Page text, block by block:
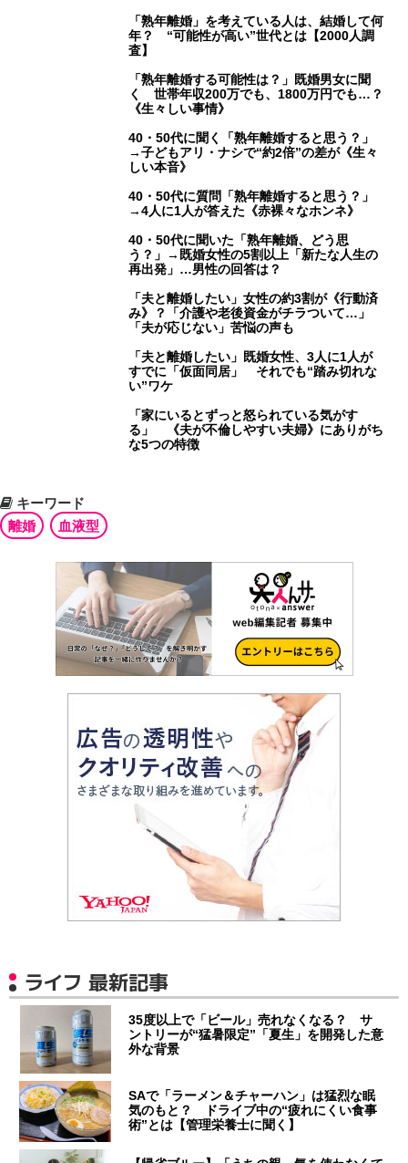
「熟年離婚」を考えている人は、結婚して何
年？ “可能性が高い”世代とは【2000人調
査】
「熟年離婚する可能性は？」既婚男女に聞
く 世帯年収200万でも、1800万円でも…？
《生々しい事情》
40・50代に聞く「熟年離婚すると思う？」
→子どもアリ・ナシで“約2倍”の差が《生々
しい本音》
40・50代に質問「熟年離婚すると思う？」
→4人に1人が答えた《赤裸々なホンネ》
40・50代に聞いた「熟年離婚、どう思
う？」→既婚女性の5割以上「新たな人生の
再出発」…男性の回答は？
「夫と離婚したい」女性の約3割が《行動済
み》？「介護や老後資金がチラついて…」
「夫が応じない」苦悩の声も
「夫と離婚したい」既婚女性、3人に1人が
すでに「仮面同居」 それでも“踏み切れな
い”ワケ
「家にいるとずっと怒られている気がす
る」 《夫が不倫しやすい夫婦》にありがち
な5つの特徴
キーワード
離婚
血液型
ライフ 最新記事
35度以上で「ビール」売れなくなる？ サ
ントリーが“猛暑限定”「夏生」を開発した意
外な背景
SAで「ラーメン＆チャーハン」は猛烈な眠
気のもと？ ドライブ中の“疲れにくい食事
術”とは【管理栄養士に聞く】